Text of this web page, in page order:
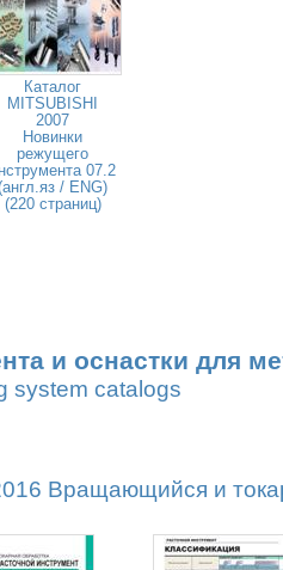
Каталог
MITSUBISHI
2007
Новинки
режущего
07.2
/ ENG)
(220 страниц)
и оснастки для
system catalogs
Вращающийся и